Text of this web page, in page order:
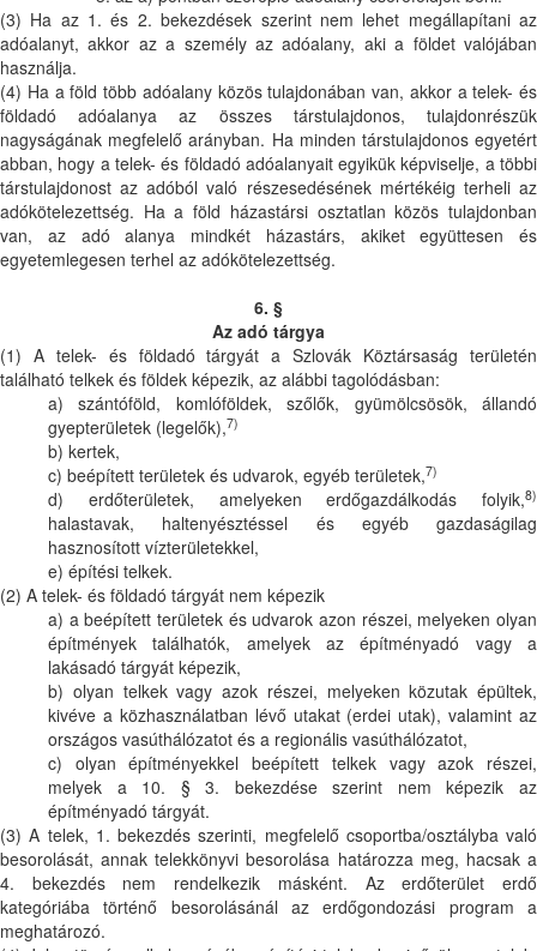
(3) Ha az 1. és 2. bekezdések szerint nem lehet megállapítani az
adóalanyt, akkor az a személy az adóalany, aki a földet valójában
használja.
(4) Ha a föld több adóalany közös tulajdonában van, akkor a telek- és
földadó adóalanya az összes társtulajdonos, tulajdonrészük
nagyságának megfelelő arányban. Ha minden társtulajdonos egyetért
abban, hogy a telek- és földadó adóalanyait egyikük képviselje, a többi
társtulajdonost az adóból való részesedésének mértékéig terheli az
adókötelezettség. Ha a föld házastársi osztatlan közös tulajdonban
van, az adó alanya mindkét házastárs, akiket együttesen és
egyetemlegesen terhel az adókötelezettség.
6. §
Az adó tárgya
(1) A telek- és földadó tárgyát a Szlovák Köztársaság területén
található telkek és földek képezik, az alábbi tagolódásban:
a) szántóföld, komlóföldek, szőlők, gyümölcsösök, állandó
gyepterületek (legelők),7)
b) kertek,
c) beépített területek és udvarok, egyéb területek,7)
d) erdőterületek, amelyeken erdőgazdálkodás folyik,8)
halastavak, haltenyésztéssel és egyéb gazdaságilag
hasznosított vízterületekkel,
e) építési telkek.
(2) A telek- és földadó tárgyát nem képezik
a) a beépített területek és udvarok azon részei, melyeken olyan
építmények találhatók, amelyek az építményadó vagy a
lakásadó tárgyát képezik,
b) olyan telkek vagy azok részei, melyeken közutak épültek,
kivéve a közhasználatban lévő utakat (erdei utak), valamint az
országos vasúthálózatot és a regionális vasúthálózatot,
c) olyan építményekkel beépített telkek vagy azok részei,
melyek a 10. § 3. bekezdése szerint nem képezik az
építményadó tárgyát.
(3) A telek, 1. bekezdés szerinti, megfelelő csoportba/osztályba való
besorolását, annak telekkönyvi besorolása határozza meg, hacsak a
4. bekezdés nem rendelkezik másként. Az erdőterület erdő
kategóriába történő besorolásánál az erdőgondozási program a
meghatározó.